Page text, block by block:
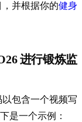
并根据你的健身
进行锻炼监
包含一个视频写
是一个示例：